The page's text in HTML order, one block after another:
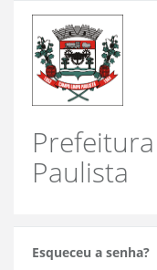
Paulista
Esqueceu a senha?